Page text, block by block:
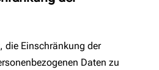
die Einschränkung der
Daten zu